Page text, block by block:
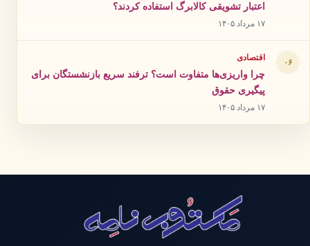
اعتبار تشویقی کالابرگ استفاده کردند؟
۱۷ مرداد ۱۴۰۵
۰۶ اقتصادی
چرا واریزی‌ها متفاوت است؟ ترفند سریع بازنشستگان برای
پیگیری حقوق
۱۷ مرداد ۱۴۰۵